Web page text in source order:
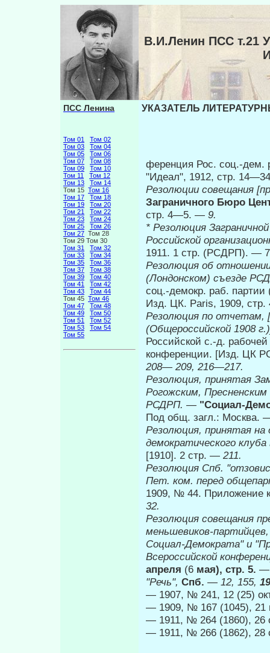
В.И.Ленин ПСС т.21
ПСС Ленина
Том 01
Том 02
Том 03
Том 04
Том 05
Том 06
Том 07
Том 08
Том 09
Том 10
Том 11
Том 12
Том 13
Том 14
Том 15 Том 16
Том 17
Том 18
Том 19
Том 20
Том 21
Том 22
Том 23
Том 24
Том 25
Том 26
Том 27 Том 28
Том 29 Том 30
Том 31
Том 32
Том 33
Том 34
Том 35
Том 36
Том 37
Том 38
Том 39
Том 40
Том 41
Том 42
Том 43
Том 44
Том 45 Том 46
Том 47
Том 48
Том 49
Том 50
Том 51
Том 52
Том 53
Том 54
Том 55
УКАЗАТЕЛЬ
ференция Рос. соц.-дем.
"Идеал", 1912, стр.
Резолюции совещания
Заграничного Бюро
стр. 4—5. — 9.
* Резолюция
Российской
1911. 1 стр. (РСДРП). —
Резолюция об
(Лондонском) съезде
соц.-демокр. раб. партии
Изд. ЦК. Paris, 1909,
Резолюция по отчетам,
(Общероссийской 1908
Российской с.-д.
конференции. [Изд. ЦК
208— 209, 216—217.
Резолюция, принятая
Рогожским,
РСДРП. — "Социал-
Под общ. загл.: Москва.
Резолюция, принятая на
демократического
[1910]. 2 стр. — 211.
Резолюция Спб.
Пет. ком. перед
1909, № 44. Приложение
32.
Резолюция совещания
меньшевиков-
Социал-Демократа" и
Всероссийской
апреля (6 мая), стр. 5.
"Речь", Спб. — 12, 155,
— 1907, № 241, 12 (25)
— 1909, № 167 (1045),
— 1911, № 264 (1860), 26
— 1911, № 266 (1862), 28